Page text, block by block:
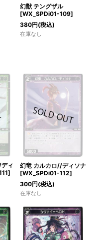
幻獣 テングザル
[WX_SPDi01-109]
380円(税込)
在庫なし
ィ
幻竜 カルカロ//ディソナ
[WX_SPDi01-112]
300円(税込)
在庫なし